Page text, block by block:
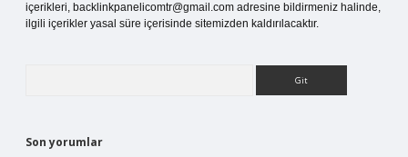
içerikleri, backlinkpanelicomtr@gmail.com adresine bildirmeniz halinde,
ilgili içerikler yasal süre içerisinde sitemizden kaldırılacaktır.
Son yorumlar